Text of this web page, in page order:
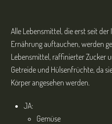
Alle Lebensmittel, die erst seit
Ernährung auftauchen, werden
Lebensmittel, raffinierter Zucker
Getreide und Hülsenfrüchte, da
Körper angesehen werden.
JA:
Gemüse